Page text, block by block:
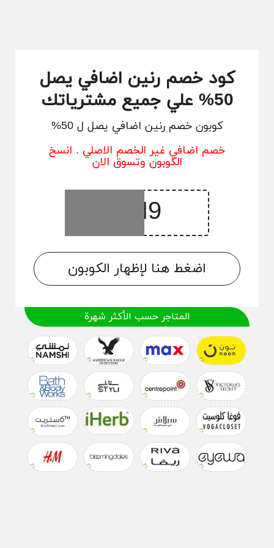
كود خصم رنين اضافي يصل
50% علي جميع مشترياتك
كوبون خصم رنين اضافي يصل ل 50%
خصم اضافي غير الخصم الاصلي . انسخ
الكوبون وتسوق الان
اضغط هنا لإظهار الكوبون
المتاجر حسب الأكثر شهرة